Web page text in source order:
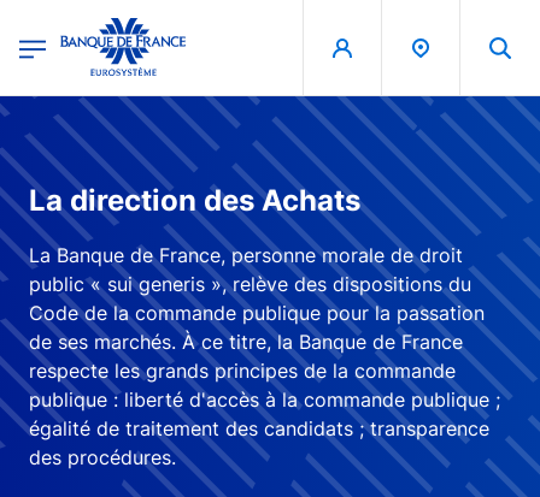
Banque de France - Menu Principal
La direction des Achats
La Banque de France, personne morale de droit
public « sui generis », relève des dispositions du
Code de la commande publique pour la passation
de ses marchés. À ce titre, la Banque de France
respecte les grands principes de la commande
publique : liberté d'accès à la commande publique ;
égalité de traitement des candidats ; transparence
des procédures.